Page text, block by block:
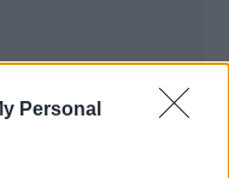
Personal